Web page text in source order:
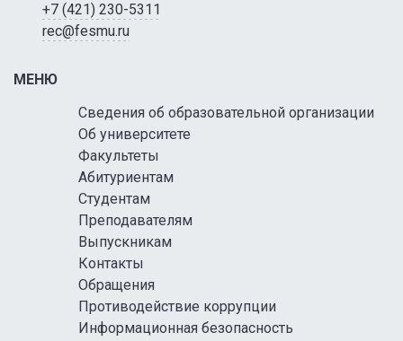
+7 (421) 230-5311
rec@fesmu.ru
МЕНЮ
Сведения об образовательной организации
Об университете
Факультеты
Абитуриентам
Студентам
Преподавателям
Выпускникам
Контакты
Обращения
Противодействие коррупции
Информационная безопасность